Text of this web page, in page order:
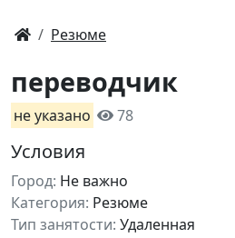
Резюме
переводчик
не указано 78
Условия
Город: Не важно
Категория: Резюме
Тип занятости: Удаленная